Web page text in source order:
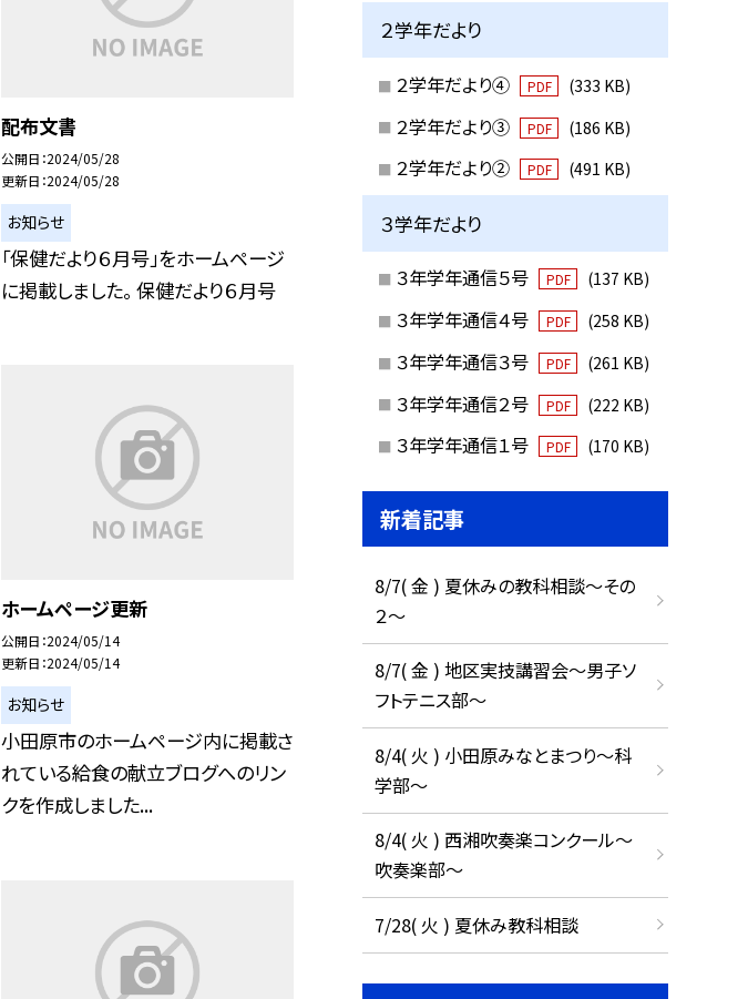
配布文書
公開日 2024/05/28
更新日 2024/05/28
お知らせ
「保健だより６月号」をホームページ
に掲載しました。 保健だより６月号
ホームページ更新
公開日 2024/05/14
更新日 2024/05/14
お知らせ
小田原市のホームページ内に掲載さ
れている給食の献立ブログへのリン
クを作成しました...
２学年だより
２学年だより④ PDF (333 KB)
２学年だより③ PDF (186 KB)
２学年だより② PDF (491 KB)
３学年だより
３年学年通信５号 PDF (137 KB)
３年学年通信４号 PDF (258 KB)
３年学年通信３号 PDF (261 KB)
３年学年通信２号 PDF (222 KB)
３年学年通信１号 PDF (170 KB)
新着記事
8/7( 金 ) 夏休みの教科相談～その
２～
8/7( 金 ) 地区実技講習会～男子ソ
フトテニス部～
8/4( 火 ) 小田原みなとまつり～科
学部～
8/4( 火 ) 西湘吹奏楽コンクール～
吹奏楽部～
7/28( 火 ) 夏休み教科相談